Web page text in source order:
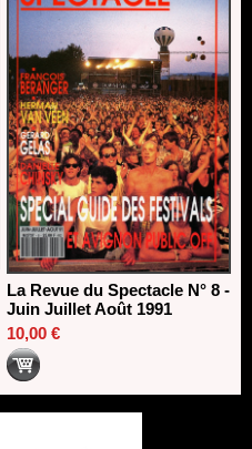
La Revue du Spectacle N° 8 -
Juin Juillet Août 1991
10,00 €